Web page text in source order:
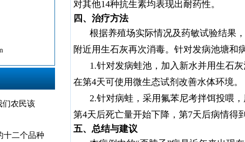
们农民该
十二个品种
对其他14种抗生素均表现出耐药性。
四、治疗方法
根据养殖场实际情况及药敏试验结果
附近用生石灰再次消毒。针对发病池塘和
1.针对发病蛙池，加入新水并用生石
在第4天可使用微生态试剂改善水体环境。
2.针对病蛙，采用氟苯尼考拌饵投喂
第4天后死亡量开始下降，第7天后病情得
五、总结与建议